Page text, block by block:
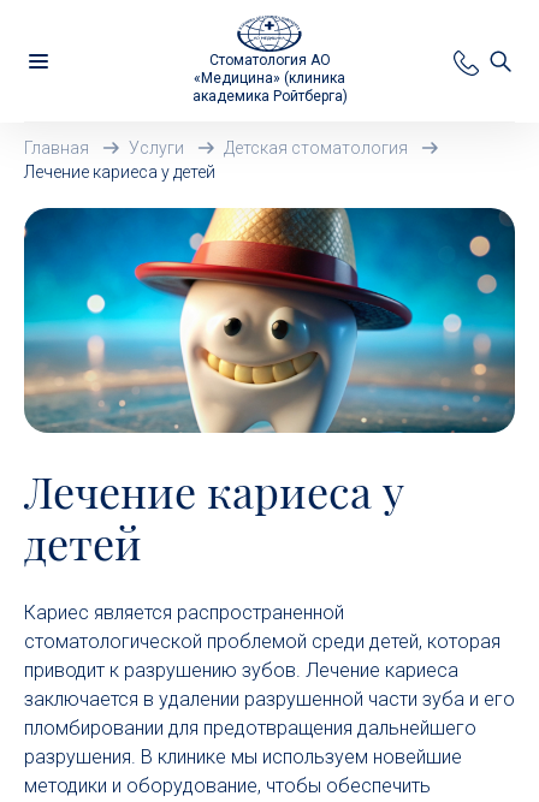
Стоматология АО
«Медицина» (клиника
академика Ройтберга)
Главная Услуги
Детская стоматология
Лечение кариеса у детей
Лечение кариеса у
детей
Кариес является распространенной
стоматологической проблемой среди детей, которая
приводит к разрушению зубов. Лечение кариеса
заключается в удалении разрушенной части зуба и его
пломбировании для предотвращения дальнейшего
разрушения. В клинике мы используем новейшие
методики и оборудование, чтобы обеспечить